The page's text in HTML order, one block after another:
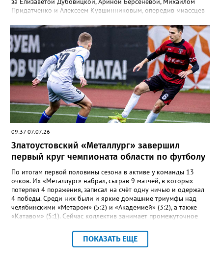
Придатченко и Алексеем Кувшинниковым, опередив миассцев
Анастасия Лущикова, Дмитрий Векшин и Макар Смирнов.
Золото на тысяче метрах среди девушек 14–16 лет забрала
Арина Берсенева, чуть отстала от неё Софья Новикова. На трёх
тысячах метров с выбыванием среди юношей первым стал
Ярослав Верещагин, третьим — Михаил Придатченко. А в
заплыве на три тысячи 3000 метров пьедестал оказался
полностью златоустовским. На него поднялись Софья
Колесникова, Арина Берсенева и Елизавета Дубовицкая. Всего
в «Кубке Тургояка» на старт вышли 155 спортсменов из
Златоуста, Миасса, Челябинска, Пласта и Южноуральска.
09:37 07.07.26
Златоустовский «Металлург» завершил
первый круг чемпионата области по футболу
По итогам первой половины сезона в активе у команды 13
очков. Их «Металлург» набрал, сыграв 9 матчей, в которых
потерпел 4 поражения, записал на счёт одну ничью и одержал
4 победы. Среди них были и яркие домашние триумфы над
челябинскими «Метаром» (5:2) и «Академией» (3:2), а также
«Катавом» (5:1). Сейчас коллектив занимает промежуточное
Строкой выше златоустовцев – коркинский «Шахтёр». При
прочих одинаковых показателях двух идущих плечом к плечу
ПОКАЗАТЬ ЕЩЕ